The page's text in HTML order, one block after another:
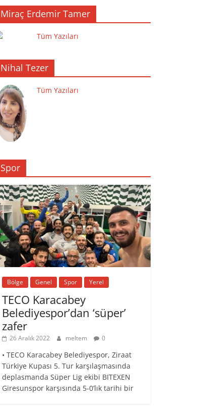
Miraç Erdemir Tamer
Tüm Yazıları
Nihal Tezer
Tüm Yazıları
Spor
Bölge Genel Spor Yerel
TECO Karacabey
Belediyespor’dan ‘süper’
zafer
26 Aralık 2022 meltem 0
• TECO Karacabey Belediyespor, Ziraat
Türkiye Kupası 5. Tur karşılaşmasında
deplasmanda Süper Lig ekibi BITEXEN
Giresunspor karşısında 5-0’lık tarihi bir